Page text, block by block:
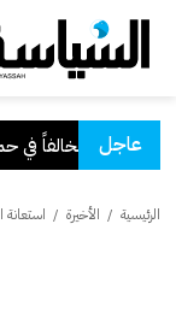
عاجلمع "القوى العاملة"
الرئيسية / الأخيرة / استعانة